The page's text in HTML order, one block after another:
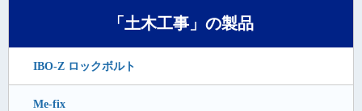
「土木工事」の製品
IBO-Z ロックボルト
Me-fix